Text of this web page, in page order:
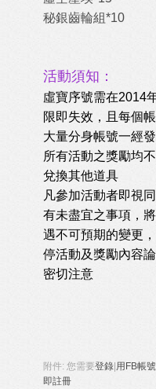
秘銀齒輪組*10
活動須知：
虛寶序號需在2014
限即失效，且每個
大量分身帳號一經
所有活動之獎勵均
兌換其他道具
凡參加活動者即視
有未盡宜之事項，
遇不可預期的變更
停活動及獎勵內容
密切注意
附件: 您需要登錄 用FB帳
即註冊